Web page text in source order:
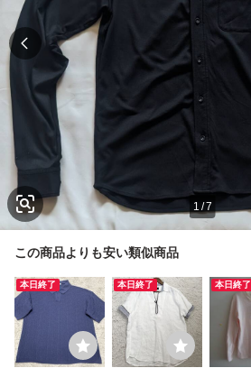
1/7
この商品よりも安い類似商品
本日終了 本日終了 本日終了